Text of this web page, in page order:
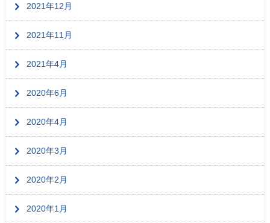
2021年12月
2021年11月
2021年4月
2020年6月
2020年4月
2020年3月
2020年2月
2020年1月